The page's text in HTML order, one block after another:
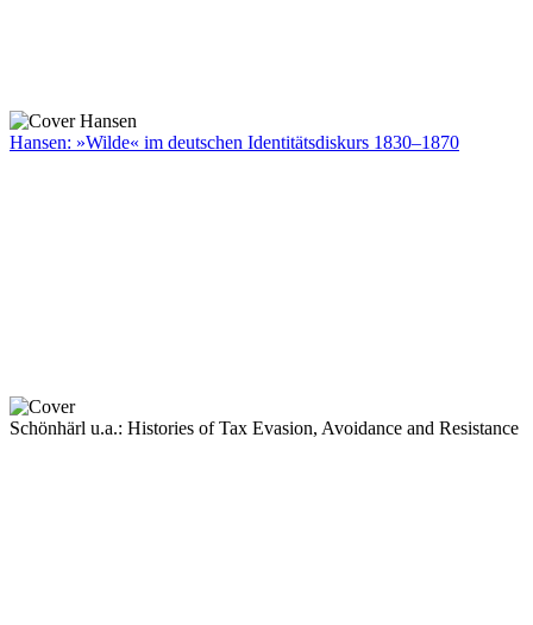
Hansen: »Wilde« im deutschen Identitätsdiskurs 1830–1870
Schönhärl u.a.: Histories of Tax Evasion, Avoidance and Resistance